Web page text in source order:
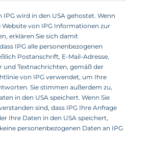
IPG wird in den USA gehostet. Wenn
Website von IPG Informationen zur
erklären Sie sich damit
IPG alle personenbezogenen
Postanschrift, E-Mail-Adresse,
und Textnachrichten, gemäß der
von IPG verwendet, um Ihre
Sie stimmen außerdem zu,
in den USA speichert. Wenn Sie
sind, dass IPG Ihre Anfrage
Ihre Daten in den USA speichert,
personenbezogenen Daten an IPG